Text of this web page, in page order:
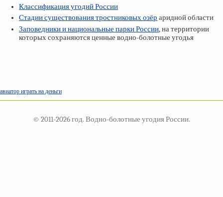
Классификация угодий России
Стадии существования тростниковых озёр аридной области
Заповедники и национальные парки России, на территории
которых сохраняются ценные водно-болотные угодья
авиатор играть на деньги
© 2011-2026 год. Водно-болотные угодия России.